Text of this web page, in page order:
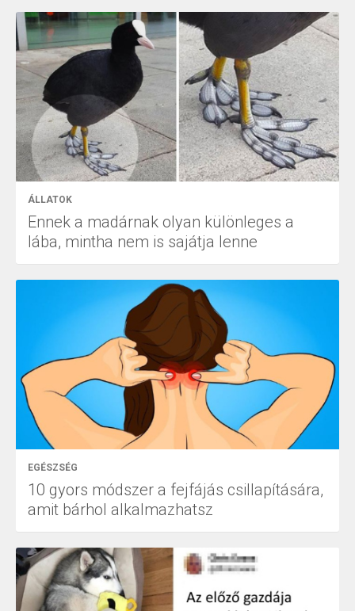
ÁLLATOK
Ennek a madárnak olyan különleges a
lába, mintha nem is sajátja lenne
EGÉSZSÉG
10 gyors módszer a fejfájás csillapítására,
amit bárhol alkalmazhatsz